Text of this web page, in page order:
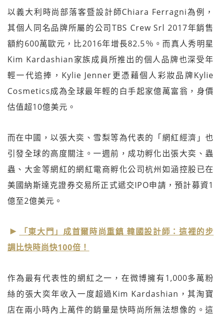
以義大利時尚部落客暨設計師Chiara Ferragni為例，
其個人同名品牌所屬的公司TBS Crew Srl 2017年銷售
額約600萬歐元，比2016年增長82.5％。而真人秀明星
Kim Kardashian家族成員所推出的個人品牌也深受年
輕一代追捧，Kylie Jenner更憑藉個人彩妝品牌Kylie
Cosmetics成為全球最年輕的白手起家億萬富翁，身價
估值超10億美元。
而在中國，以張大奕、雪梨等為代表的「網紅經濟」也
引發全球的高度關注。一週前，成功孵化出張大奕、蟲
蟲、大金等網紅的網紅電商孵化公司杭州如涵控股已在
美國納斯達克證券交易所正式遞交IPO申請，預計募資1
億至2億美元。
「東大門」成首爾時尚重鎮 韓國設計師：這裡的步
調比快時尚快100倍！
作為最有代表性的網紅之一，在微博擁有1,000多萬粉
絲的張大奕年收入一度超過Kim Kardashian，其淘寶
店在兩小時內上萬件的銷量是快時尚所無法想像的。這